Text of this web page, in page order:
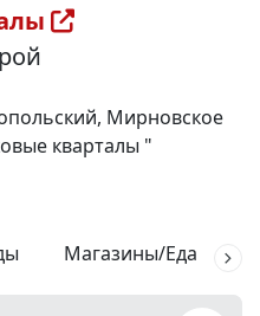
Мирновское
кварталы "
Магазины/Еда